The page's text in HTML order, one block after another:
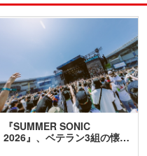
『SUMMER SONIC
2026』、ベテラン3組の懐…